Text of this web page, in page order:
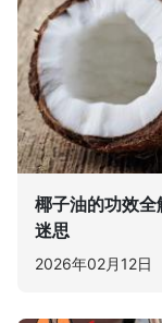
椰子油的功效
迷思
2026年02月12日